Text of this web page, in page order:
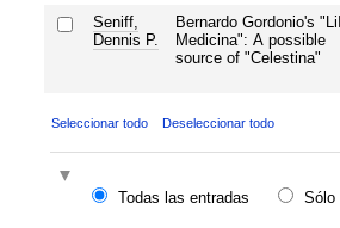
Seniff,
Dennis P.
Bernardo Gordonio's
Medicina": A possible
source of "Celestina"
Seleccionar todo Deseleccionar todo
Todas las entradas
Sólo